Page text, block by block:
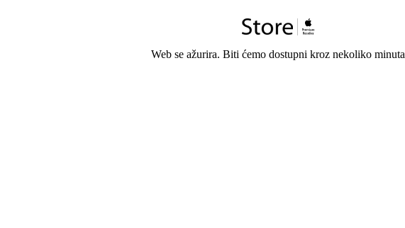
Web se ažurira. Biti ćemo dostupni kroz nekoliko minuta